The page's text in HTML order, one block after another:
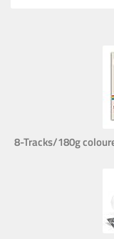
8-Tracks/180g